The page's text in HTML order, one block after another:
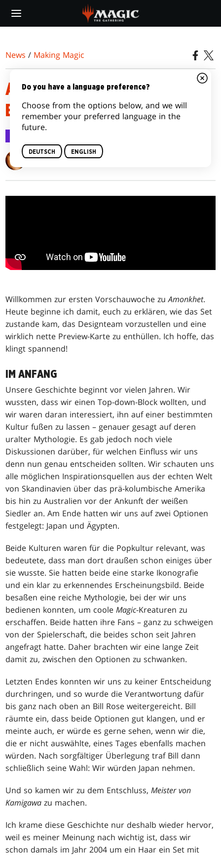
main
News / Making Magic
AMONKHET – JETZT WIRD‘S
ERNST, TEIL 1
Mark Rosewater
Willkommen zur ersten Vorschauwoche zuAmonkhet.
Heute beginne ich damit, euch zu erklären, wie das Set
zustande kam, das Designteam vorzustellen und eine
wirklich nette Preview-Karte zu enthüllen. Ich hoffe, das
klingt spannend!
IM ANFANG
Unsere Geschichte beginnt vor vielen Jahren. Wir
wussten, dass wir einen Top-down-Block wollten, und
wir waren daran interessiert, ihn auf einer bestimmten
Kultur fußen zu lassen – genauer gesagt auf deren
uralter Mythologie. Es gab jedoch noch viele
Diskussionen darüber, für welchen Einfluss wir uns
denn nun genau entscheiden sollten. Wir schauten uns
alle möglichen Inspirationsquellen aus der echten Welt
von Skandinavien über das prä-kolumbische Amerika
bis hin zu Australien vor der Ankunft der weißen
Siedler an. Am Ende hatten wir uns auf zwei Optionen
festgelegt: Japan und Ägypten.
Beide Kulturen waren für die Popkultur relevant, was
bedeutete, dass man dort draußen schon einiges über
sie wusste. Sie hatten beide eine starke Ikonografie
und ein klar zu erkennendes Erscheinungsbild. Beide
besaßen eine reiche Mythologie, bei der wir uns
bedienen konnten, um cooleMagic-Kreaturen zu
erschaffen. Beide hatten ihre Fans – ganz zu schweigen
von der Spielerschaft, die beides schon seit Jahren
angefragt hatte. Daher brachten wir eine lange Zeit
damit zu, zwischen den Optionen zu schwanken.
Letzten Endes konnten wir uns zu keiner Entscheidung
durchringen, und so wurde die Verantwortung dafür
bis ganz nach oben an Bill Rose weitergereicht. Bill
räumte ein, dass beide Optionen gut klangen, und er
meinte auch, er würde es gerne sehen, wenn wir die,
die er nicht auswählte, eines Tages ebenfalls machen
würden. Nach sorgfältiger Überlegung traf Bill dann
schließlich seine Wahl: Wir würden Japan nehmen.
Und so kamen wir zu dem Entschluss,Meister von
Kamigawa zu machen.
Ich krame diese Geschichte nur deshalb wieder hervor,
weil es meiner Meinung nach wichtig ist, dass wir
schon damals im Jahr 2004 um ein Haar ein Set mit
Do you have a language preference?
Choose from the options below, and we will
remember your preferred language in the
future.
DEUTSCH ENGLISH